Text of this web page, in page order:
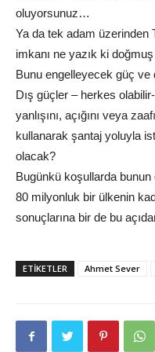
oluyorsunuz…
Ya da tek adam üzerinden
imkanı ne yazık ki
Bunu engelleyecek güç
Dış güçler – herkes
yanlışını, açığını veya
kullanarak şantaj yoluyla
olacak?
Bugünkü koşullarda
80 milyonluk bir ülkenin
sonuçlarına bir de bu
ETIKETLER Ahmet Sever